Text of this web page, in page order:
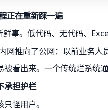
正在重新踩一遍
事。低代码、无代码、
网推向了公网：以前业务
被看出来。一个传统烂系
承担护栏
怪用户。